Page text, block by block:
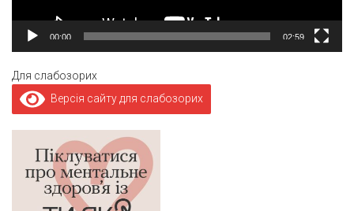
00:00 02:59
Для слабозорих
Версія сайту для слабозорих